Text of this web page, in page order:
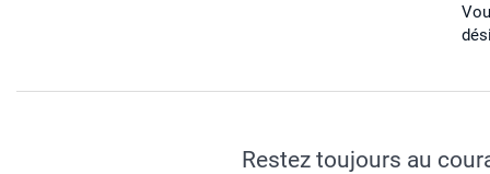
Restez toujours au